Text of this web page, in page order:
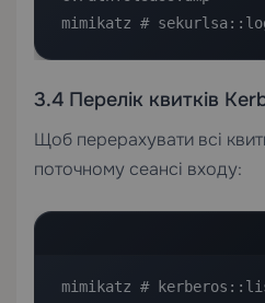
mimikatz #
3.4 Перелік квитків
Щоб перерахувати всі
поточному сеансі входу:
mimikatz #